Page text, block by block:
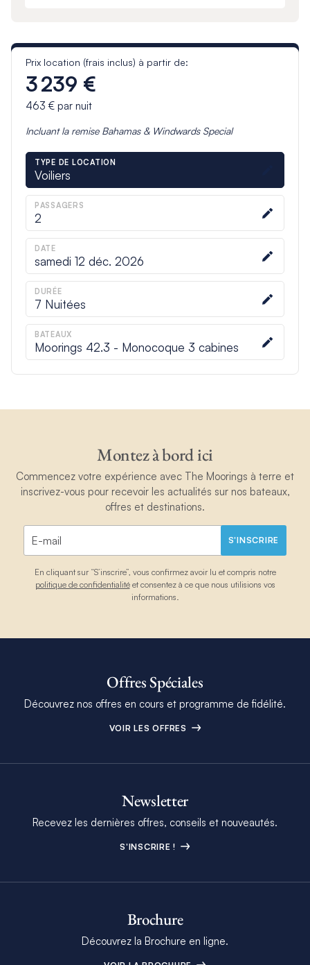
Prix location (frais inclus) à partir de:
3 239 €
463 €par nuit
Incluant la remise Bahamas & Windwards Special
TYPE DE LOCATION
Voiliers
PASSAGERS
2
DATE
samedi 12 déc. 2026
DURÉE
7 Nuitées
BATEAUX
Moorings 42.3 - Monocoque 3 cabines
Montez à bord ici
Commencez votre expérience avec The Moorings à terre et
inscrivez-vous pour recevoir les actualités sur nos bateaux,
offres et destinations.
S'INSCRIRE
En cliquant sur “S’inscrire”, vous confirmez avoir lu et compris notre
politique de confidentialitéet consentez à ce que nous utilisions vos
informations.
Offres Spéciales
Découvrez nos offres en cours et programme de fidélité.
VOIR LES OFFRES
Newsletter
Recevez les dernières offres, conseils et nouveautés.
S'INSCRIRE !
Brochure
Découvrez la Brochure en ligne.